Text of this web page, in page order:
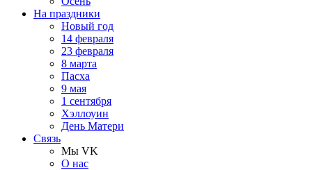
На праздники
Новый год
14 февраля
23 февраля
8 марта
Пасха
9 мая
1 сентября
Хэллоуин
День Матери
Связь
Мы VK
О нас